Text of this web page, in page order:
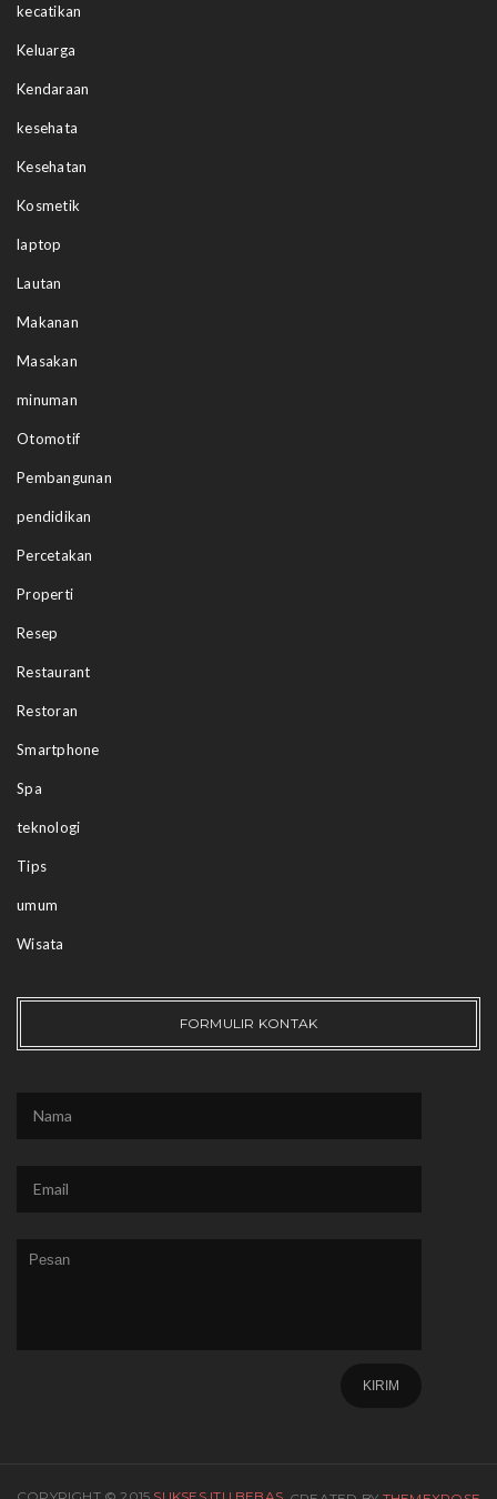
kecatikan
Keluarga
Kendaraan
kesehata
Kesehatan
Kosmetik
laptop
Lautan
Makanan
Masakan
minuman
Otomotif
Pembangunan
pendidikan
Percetakan
Properti
Resep
Restaurant
Restoran
Smartphone
Spa
teknologi
Tips
umum
Wisata
FORMULIR KONTAK